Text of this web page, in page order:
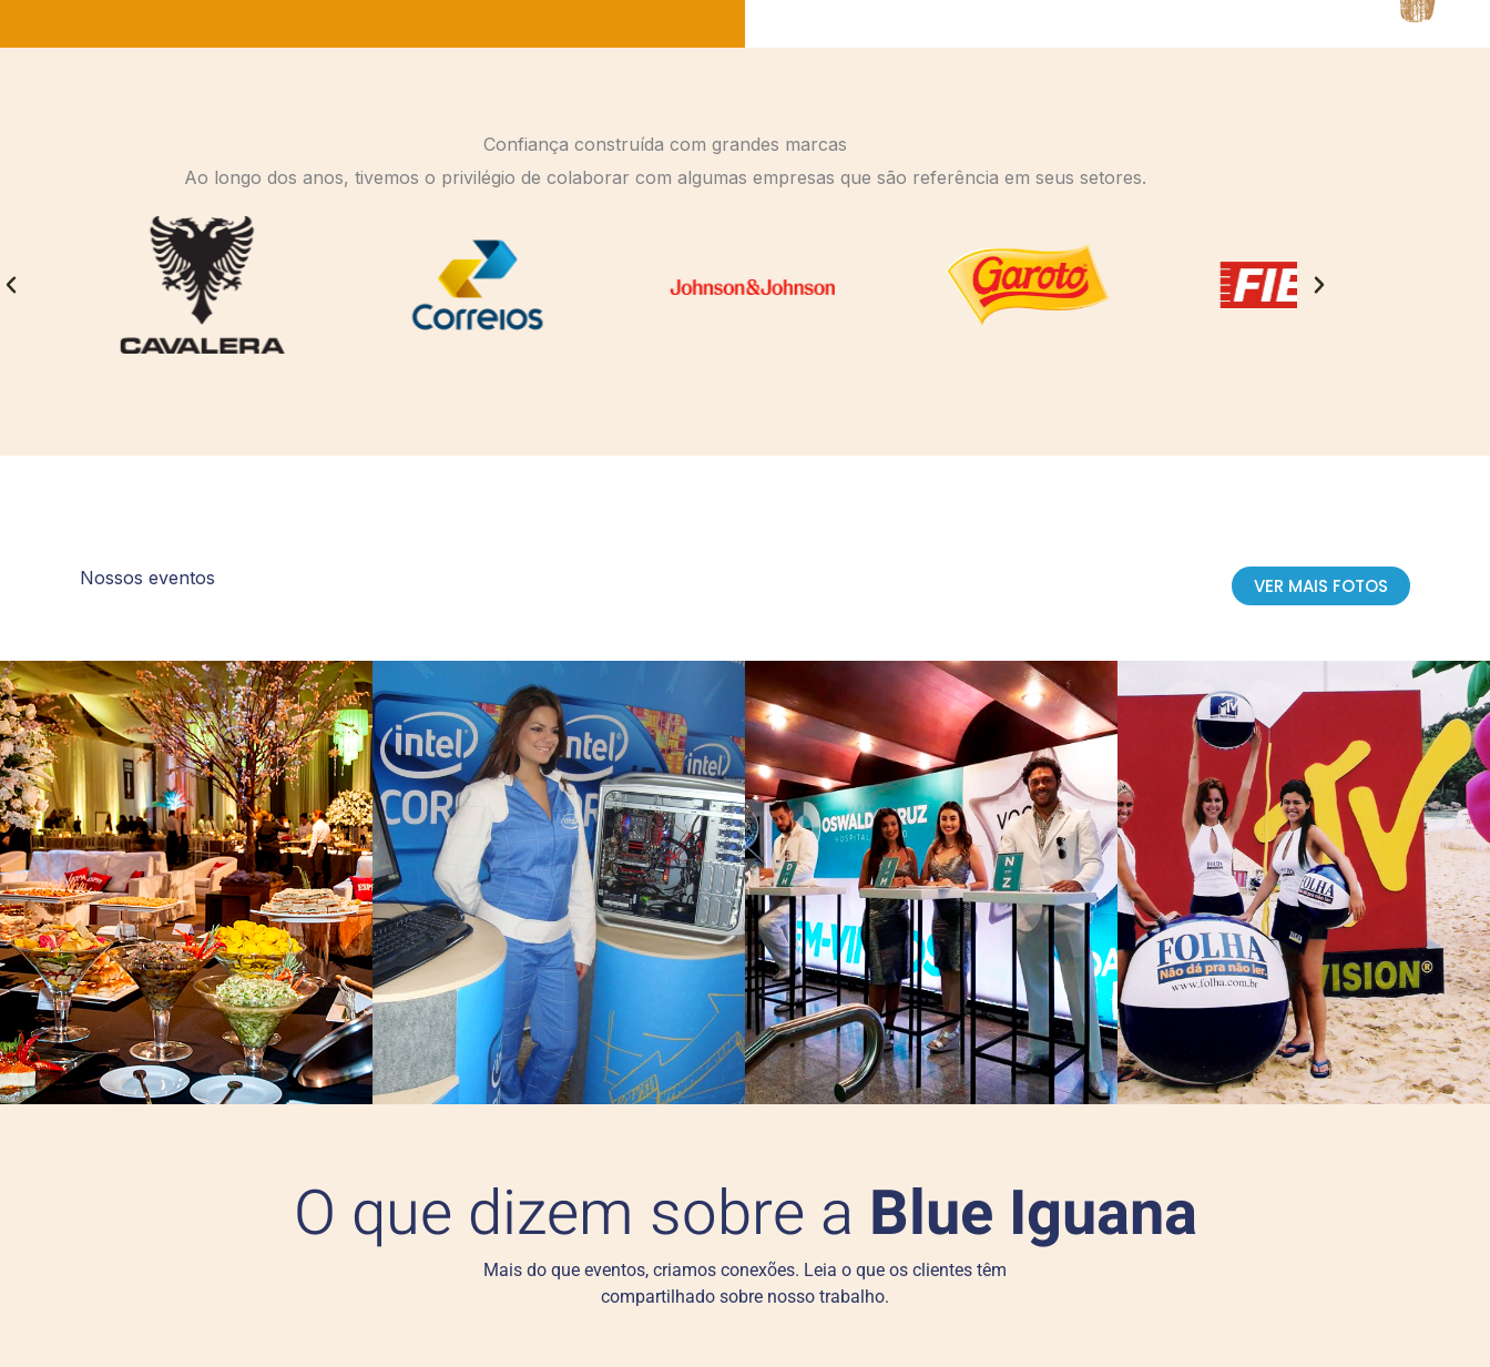
Confiança construída com grandes marcas
Ao longo dos anos, tivemos o privilégio de colaborar com algumas empresas que são referência em seus setores.
Nossos eventos VER MAIS FOTOS
O que dizem sobre a Blue Iguana
Mais do que eventos, criamos conexões. Leia o que os clientes têm
compartilhado sobre nosso trabalho.